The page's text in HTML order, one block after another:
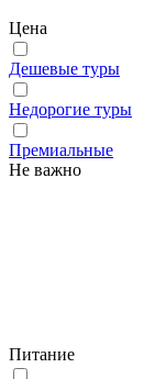
Цена
Дешевые туры
Недорогие туры
Премиальные
Не важно
Питание